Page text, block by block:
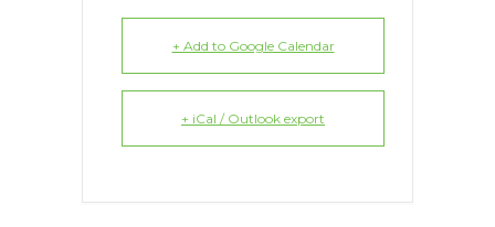
+ Add to Google Calendar
+ iCal / Outlook export